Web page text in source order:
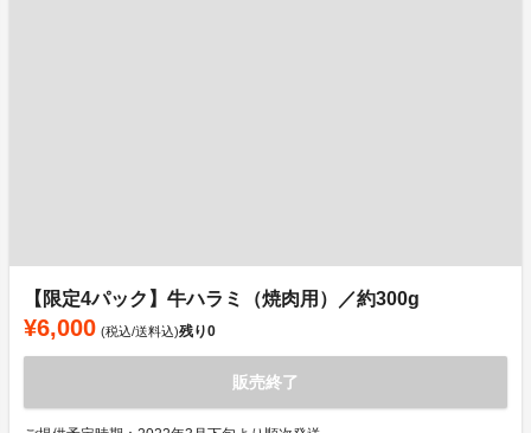
【限定4パック】牛ハラミ（焼肉用）／約300g
¥6,000 (税込/送料込)残り0
販売終了